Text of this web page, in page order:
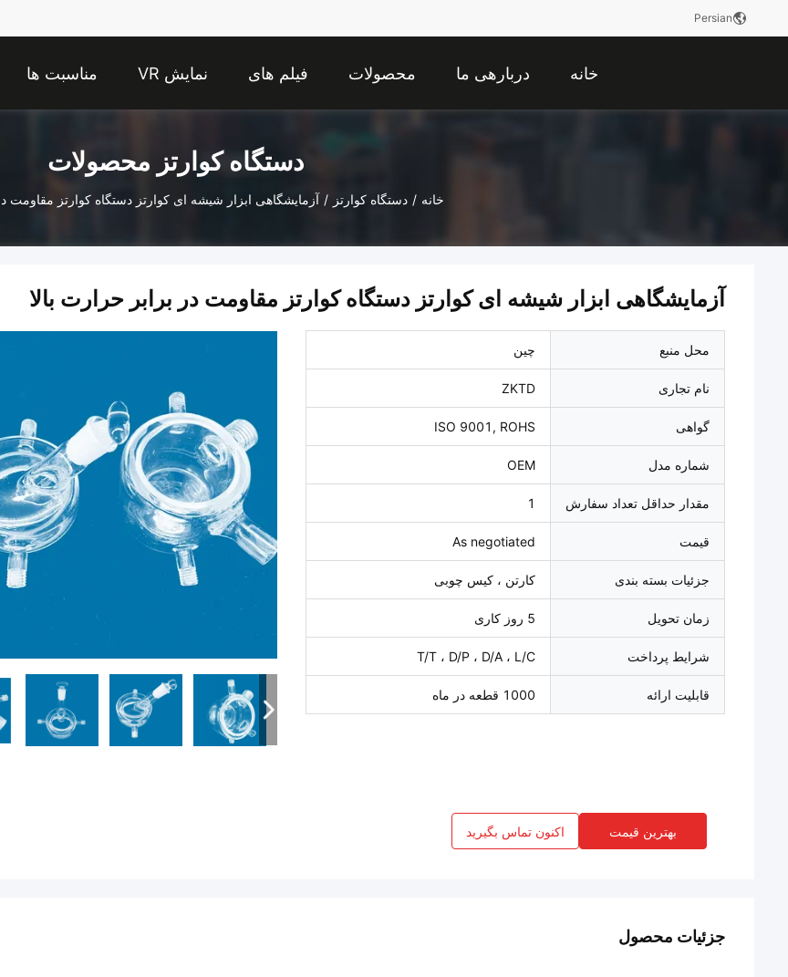
Persian
خانه دربارهی ما محصولات فیلم های نمایش VR مناسبت ها
دستگاه کوارتز محصولات
خانه / دستگاه کوارتز / آزمایشگاهی ابزار شیشه ای کوارتز دستگاه کوارتز مقاومت
آزمایشگاهی ابزار شیشه ای کوارتز دستگاه کوارتز مقاومت در برابر حرارت بالا
محل منبع چین
نام تجاری ZKTD
گواهی ISO 9001, ROHS
شماره مدل OEM
مقدار حداقل تعداد سفارش 1
قیمت As negotiated
جزئیات بسته بندی کارتن ، کیس چوبی
زمان تحویل 5 روز کاری
شرایط پرداخت T/T ، D/P ، D/A ، L/C
قابلیت ارائه 1000 قطعه در ماه
بهترین قیمت اکنون تماس بگیرید
جزئیات محصول